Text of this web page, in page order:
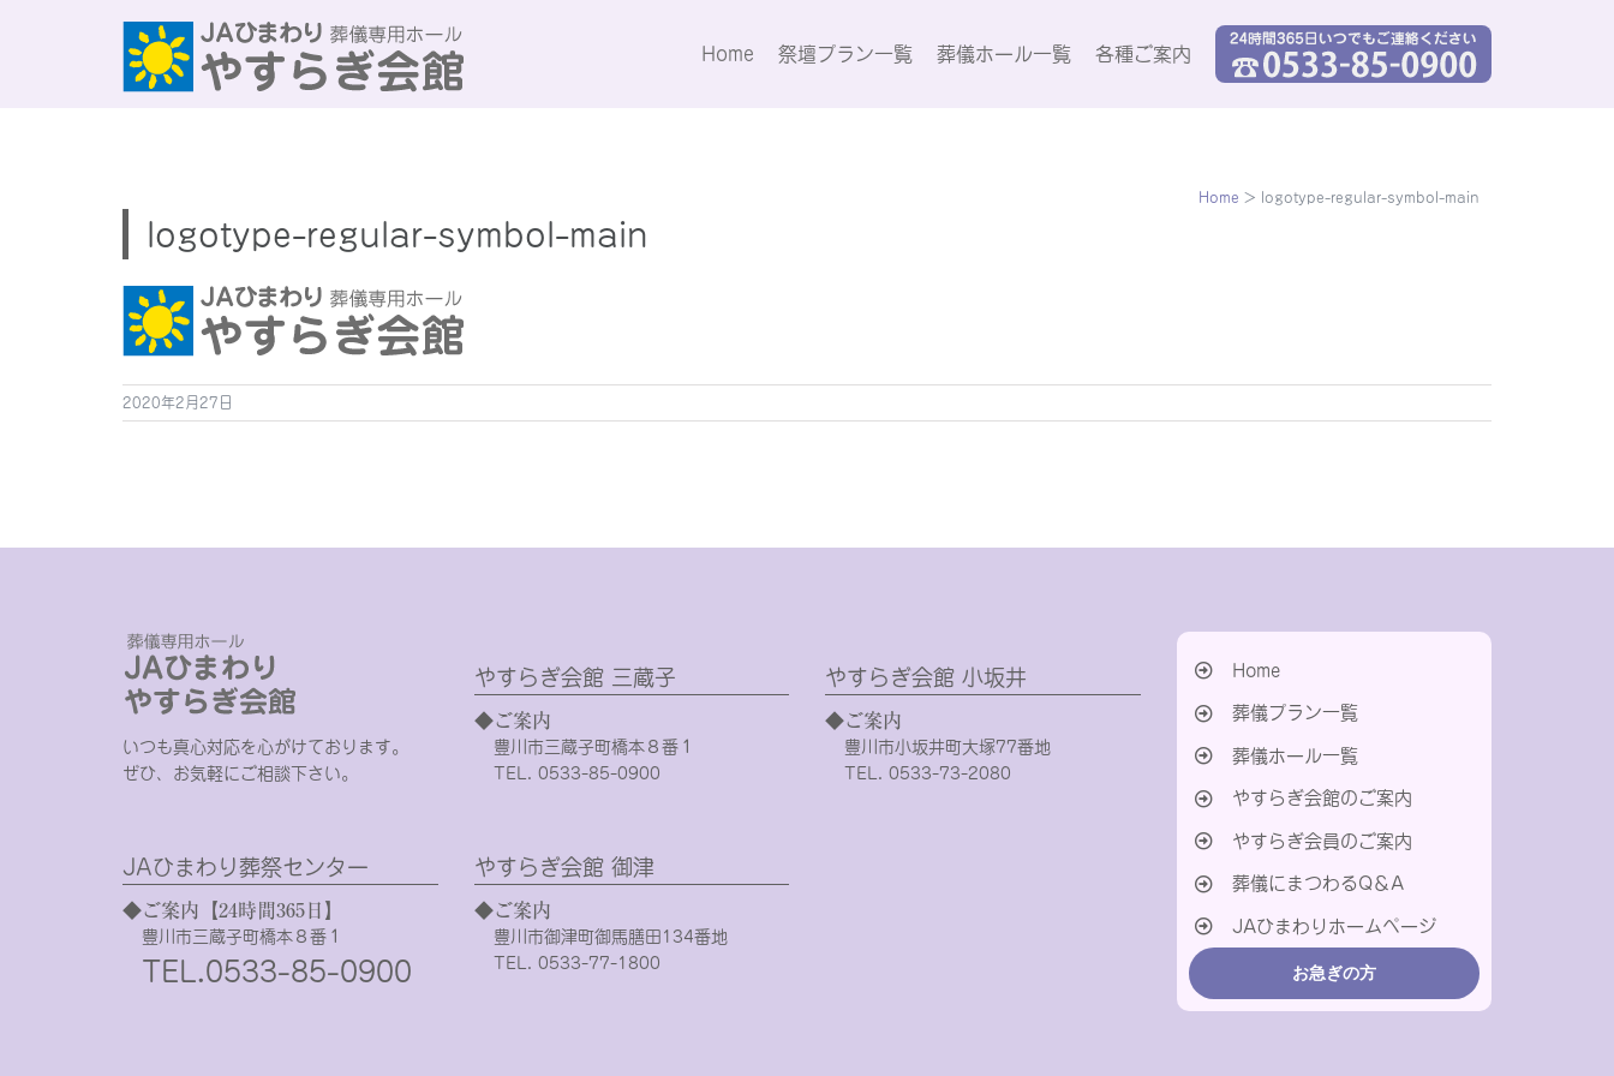
Home 祭壇プラン一覧 葬儀ホール一覧 各種ご案内
Home > logotype-regular-symbol-main
logotype-regular-symbol-main
2020年2月27日
いつも真心対応を心がけております。
ぜひ、お気軽にご相談下さい。
JAひまわり葬祭センター
◆ご案内【24時間365日】
豊川市三蔵子町橋本８番１
TEL.0533-85-0900
やすらぎ会館 三蔵子
◆ご案内
豊川市三蔵子町橋本８番１
TEL. 0533-85-0900
やすらぎ会館 御津
◆ご案内
豊川市御津町御馬膳田134番地
TEL. 0533-77-1800
やすらぎ会館 小坂井
◆ご案内
豊川市小坂井町大塚77番地
TEL. 0533-73-2080
Home
葬儀プラン一覧
葬儀ホール一覧
やすらぎ会館のご案内
やすらぎ会員のご案内
葬儀にまつわるQ＆A
JAひまわりホームページ
お急ぎの方